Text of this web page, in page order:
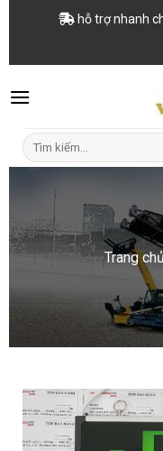
hỗ trợ nhanh
Tìm
kiếm:
Trang